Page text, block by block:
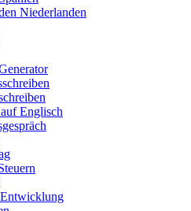
Niederlanden
Englisch